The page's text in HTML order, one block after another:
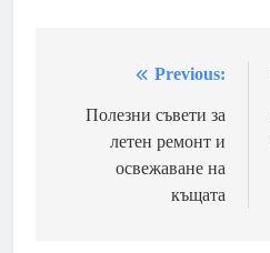
Навигация
Previous:
Полезни съвети за
летен ремонт и
освежаване на
къщата